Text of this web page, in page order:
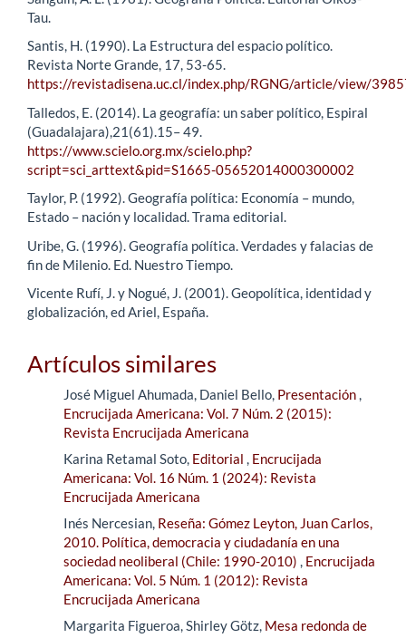
Tau.
Santis, H. (1990). La Estructura del espacio político.
Revista Norte Grande, 17, 53-65.
https://revistadisena.uc.cl/index.php/RGNG/article/view/
Talledos, E. (2014). La geografía: un saber político, Espiral
(Guadalajara),21(61).15– 49.
https://www.scielo.org.mx/scielo.php?
script=sci_arttext&pid=S1665-05652014000300002
Taylor, P. (1992). Geografía política: Economía – mundo,
Estado – nación y localidad. Trama editorial.
Uribe, G. (1996). Geografía política. Verdades y falacias de
fin de Milenio. Ed. Nuestro Tiempo.
Vicente Rufí, J. y Nogué, J. (2001). Geopolítica, identidad y
globalización, ed Ariel, España.
Artículos similares
José Miguel Ahumada, Daniel Bello, Presentación,
Encrucijada Americana: Vol. 7 Núm. 2 (2015):
Revista Encrucijada Americana
Karina Retamal Soto, Editorial , Encrucijada
Americana: Vol. 16 Núm. 1 (2024): Revista
Encrucijada Americana
Inés Nercesian, Reseña: Gómez Leyton, Juan Carlos,
2010. Política, democracia y ciudadanía en una
sociedad neoliberal (Chile: 1990-2010) , Encrucijada
Americana: Vol. 5 Núm. 1 (2012): Revista
Encrucijada Americana
Margarita Figueroa, Shirley Götz, Mesa redonda de